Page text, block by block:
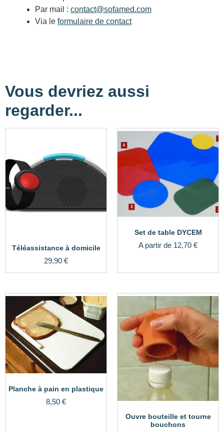
Par mail : contact@sofamed.com
Via le formulaire de contact
Vous devriez aussi
regarder...
Téléassistance à domicile
29,90 €
Set de table DYCEM
A partir de 12,70 €
Planche à pain en plastique
8,50 €
Ouvre bouteille et tourne
bouchons